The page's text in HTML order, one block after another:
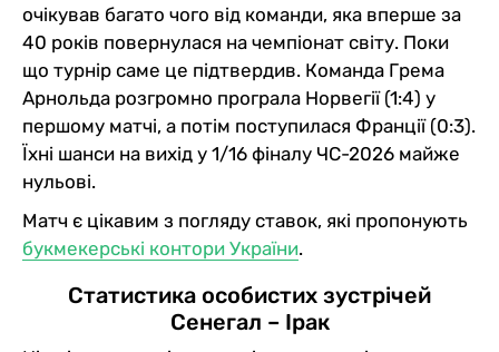
очікував багато чого від команди, яка вперше за
40 років повернулася на чемпіонат світу. Поки
що турнір саме це підтвердив. Команда Грема
Арнольда розгромно програла Норвегії (1:4) у
першому матчі, а потім поступилася Франції (0:3).
Їхні шанси на вихід у 1/16 фіналу ЧС-2026 майже
нульові.
Матч є цікавим з погляду ставок, які пропонують
букмекерські контори України.
Статистика особистих зустрічей
Сенегал – Ірак